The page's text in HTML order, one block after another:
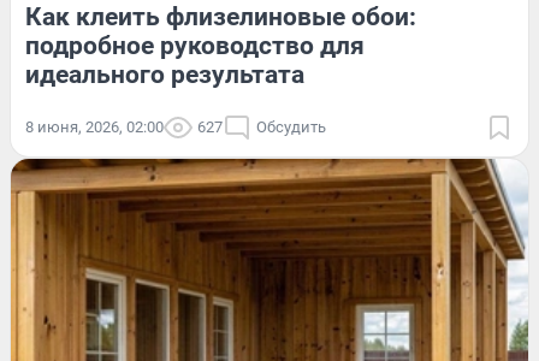
Как клеить флизелиновые обои:
подробное руководство для
идеального результата
8 июня, 2026, 02:00 627 Обсудить